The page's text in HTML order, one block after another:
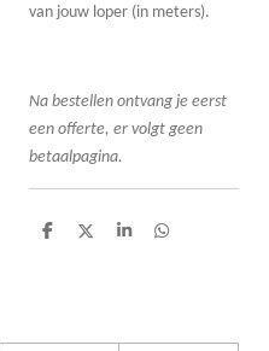
van jouw loper (in meters).
Na bestellen ontvang je eerst
een offerte, er volgt geen
betaalpagina.
D
D
S
D